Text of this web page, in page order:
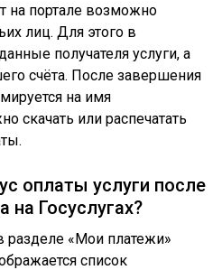
на портале возможно
лиц. Для этого в
получателя услуги, а
счёта. После завершения
на имя
скачать или распечатать
оплаты услуги после
на Госуслугах?
разделе «Мои платежи»
список